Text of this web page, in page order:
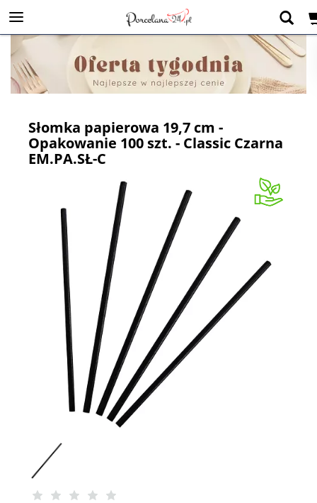
Słomka papierowa 19,7 cm -
Opakowanie 100 szt. - Classic Czarna
EM.PA.SŁ-C